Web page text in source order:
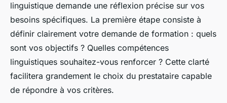
linguistique demande une réflexion précise sur vos
besoins spécifiques. La première étape consiste à
définir clairement votre demande de formation : quels
sont vos objectifs ? Quelles compétences
linguistiques souhaitez-vous renforcer ? Cette clarté
facilitera grandement le choix du prestataire capable
de répondre à vos critères.